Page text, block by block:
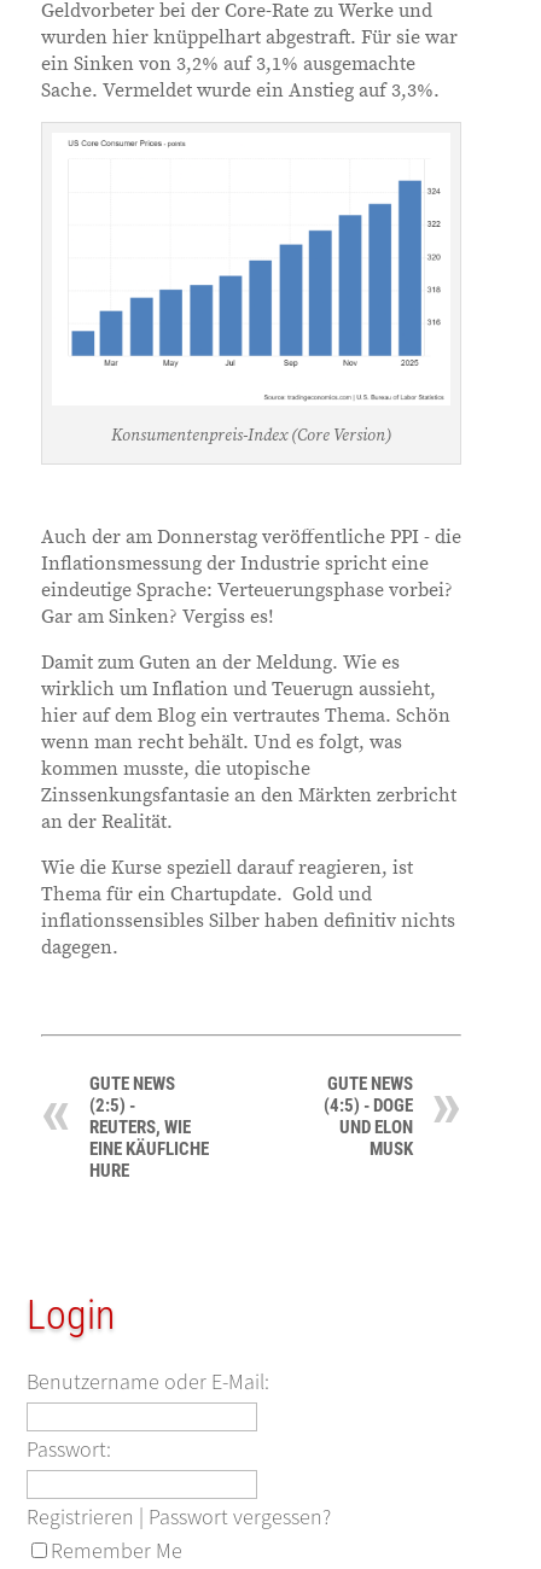
Geldvorbeter bei der Core-Rate zu Werke und
wurden hier knüppelhart abgestraft. Für sie war
ein Sinken von 3,2% auf 3,1% ausgemachte
Sache. Vermeldet wurde ein Anstieg auf 3,3%.
Konsumentenpreis-Index (Core Version)
Auch der am Donnerstag veröffentliche PPI - die
Inflationsmessung der Industrie spricht eine
eindeutige Sprache: Verteuerungsphase vorbei?
Gar am Sinken? Vergiss es!
Damit zum Guten an der Meldung. Wie es
wirklich um Inflation und Teuerugn aussieht,
hier auf dem Blog ein vertrautes Thema. Schön
wenn man recht behält. Und es folgt, was
kommen musste, die utopische
Zinssenkungsfantasie an den Märkten zerbricht
an der Realität.
Wie die Kurse speziell darauf reagieren, ist
Thema für ein Chartupdate. Gold und
inflationssensibles Silber haben definitiv nichts
dagegen.
GUTE NEWS
(2:5) -
REUTERS, WIE
EINE KÄUFLICHE
HURE
GUTE NEWS
(4:5) - DOGE
UND ELON
MUSK
Login
Benutzername oder E-Mail:
Passwort:
Registrieren | Passwort vergessen?
Remember Me